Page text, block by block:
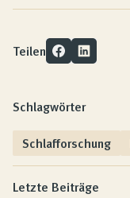
Teilen
Schlagwörter
Schlafforschung
Letzte Beiträge